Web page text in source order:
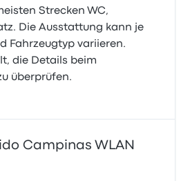
Strecken WC,
Die Ausstattung kann je
Fahrzeugtyp variieren.
die Details beim
überprüfen.
Campinas WLAN